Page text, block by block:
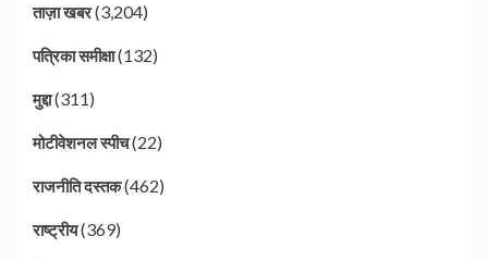
ताज़ा खबर(3,204)
पत्रिका समीक्षा(132)
मुद्दा(311)
मोटीवेशनल स्पीच(22)
राजनीति दस्तक(462)
राष्ट्रीय(369)